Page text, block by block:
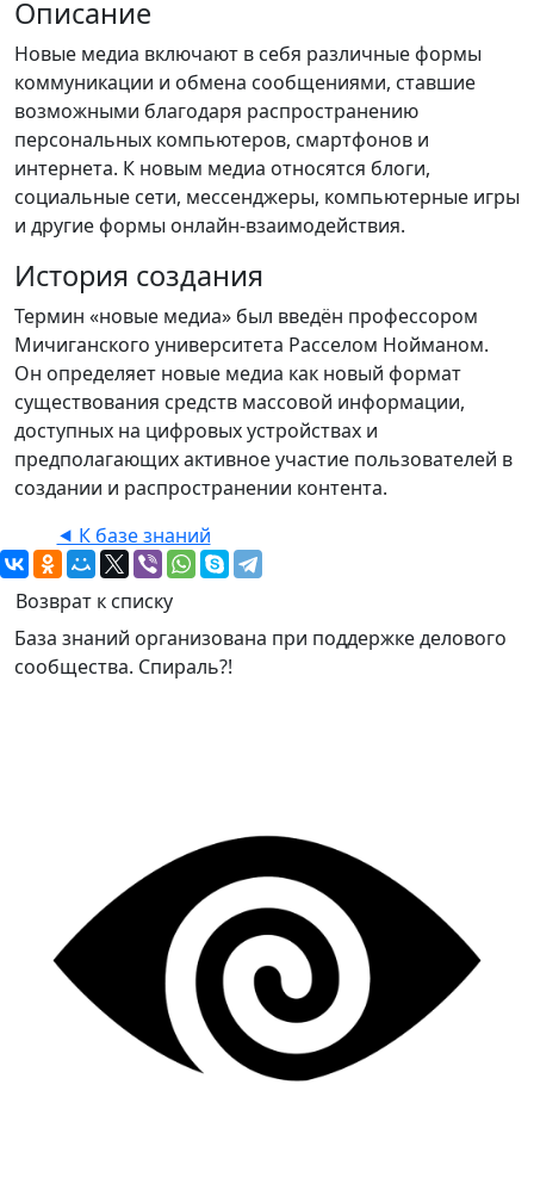
Описание
Новые медиа включают в себя различные формы
коммуникации и обмена сообщениями, ставшие
возможными благодаря распространению
персональных компьютеров, смартфонов и
интернета. К новым медиа относятся блоги,
социальные сети, мессенджеры, компьютерные игры
и другие формы онлайн-взаимодействия.
История создания
Термин «новые медиа» был введён профессором
Мичиганского университета Расселом Нойманом.
Он определяет новые медиа как новый формат
существования средств массовой информации,
доступных на цифровых устройствах и
предполагающих активное участие пользователей в
создании и распространении контента.
⯇ К базе знаний
Возврат к списку
База знаний организована при поддержке делового
сообщества. Спираль?!